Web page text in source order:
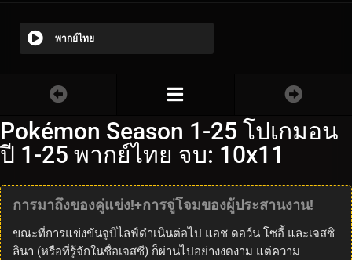
พากย์ไทย
Pokémon Season 1-25 โปเกมอน
ปี 1-25 พากย์ไทย จบ: 10x11
การมาถึงของคู่แข่ง!+การจู่โจมของผู้ประสานงาน!
ขณะที่การแข่งขันจูบิไลฟ์ดำเนินต่อไป แอช ดอว์น โซอี้ และเจสซิ
ลินา (หรือที่รู้จักในชื่อเจสซี) ก็ผ่านไปอย่างงดงาม แต่ความ